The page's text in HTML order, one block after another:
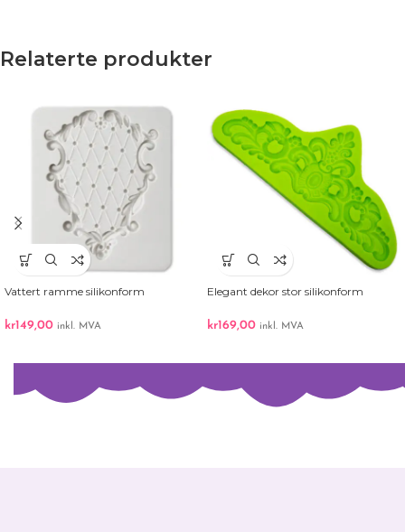
Relaterte produkter
Vattert ramme silikonform
kr149,00 inkl. MVA
Elegant dekor stor silikonform
kr169,00 inkl. MVA